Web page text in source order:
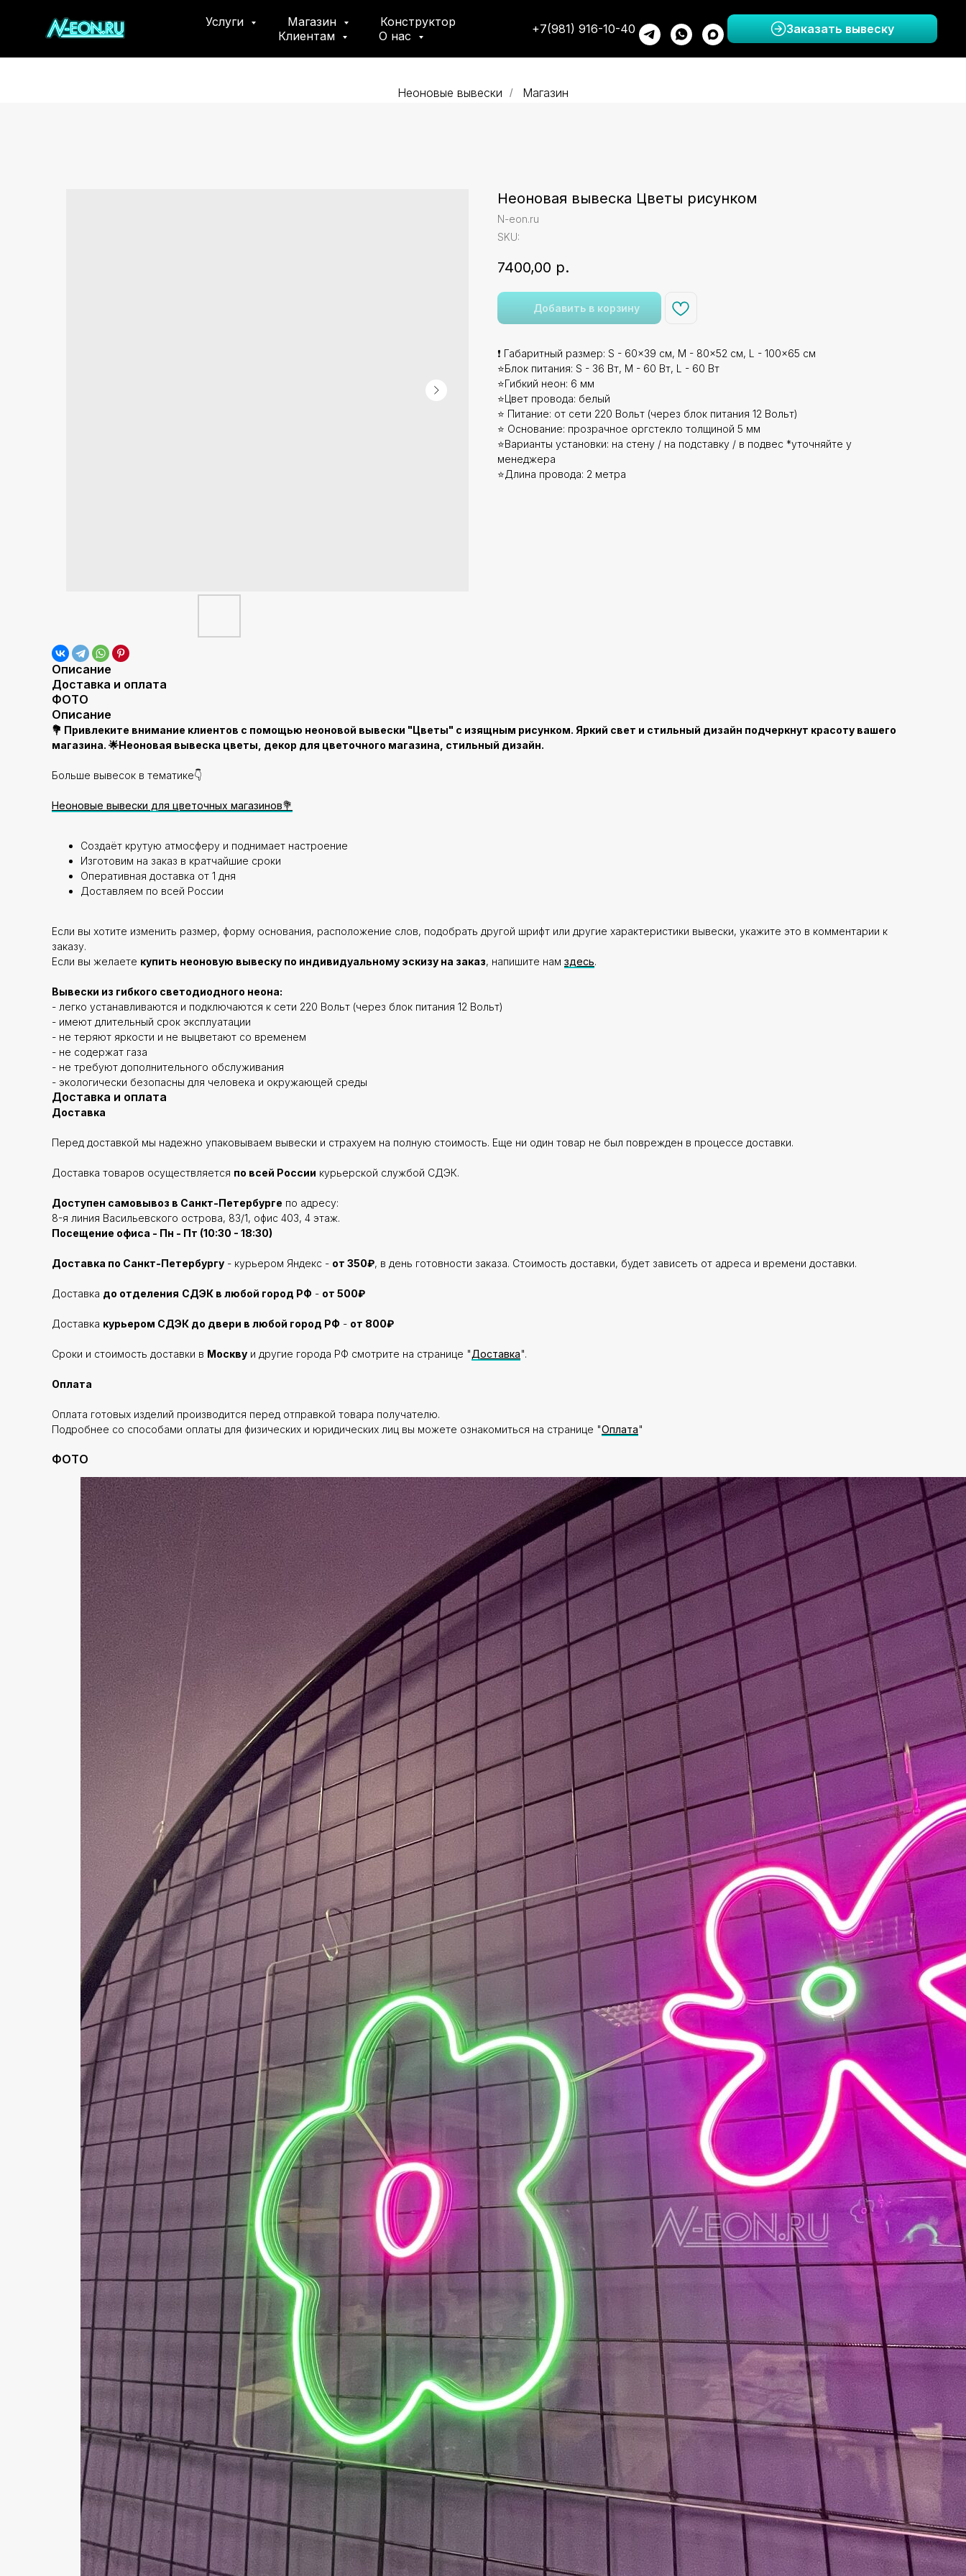
Услуги Магазин
Конструктор
Клиентам
О нас +7(981) 916-10-40 Заказать вывеску
Неоновые вывески / Магазин
Неоновая вывеска Цветы рисунком
N-eon.ru
SKU:
7400,00 р.
Добавить в корзину
❗ Габаритный размер: S - 60x39 см, M - 80x52 см, L - 100x65 см
⭐Блок питания: S - 36 Вт, M - 60 Вт, L - 60 Вт
⭐Гибкий неон: 6 мм
⭐Цвет провода: белый
⭐ Питание: от сети 220 Вольт (через блок питания 12 Вольт)
⭐ Основание: прозрачное оргстекло толщиной 5 мм
⭐Варианты установки: на стену / на подставку / в подвес *уточняйте у
менеджера
⭐Длина провода: 2 метра
Описание
Доставка и оплата
ФОТО
Описание
💐 Привлеките внимание клиентов с помощью неоновой вывески "Цветы" с изящным рисунком. Яркий свет и стильный дизайн подчеркнут красоту вашего
магазина. 🌟Неоновая вывеска цветы, декор для цветочного магазина, стильный дизайн.
Больше вывесок в тематике👇
Неоновые вывески для цветочных магазинов💐
Создаёт крутую атмосферу и поднимает настроение
Изготовим на заказ в кратчайшие сроки
Оперативная доставка от 1 дня
Доставляем по всей России
Если вы хотите изменить размер, форму основания, расположение слов, подобрать другой шрифт или другие характеристики вывески, укажите это в комментарии к
заказу.
Если вы желаете купить неоновую вывеску по индивидуальному эскизу на заказ, напишите нам здесь.
Вывески из гибкого светодиодного неона:
- легко устанавливаются и подключаются к сети 220 Вольт (через блок питания 12 Вольт)
- имеют длительный срок эксплуатации
- не теряют яркости и не выцветают со временем
- не содержат газа
- не требуют дополнительного обслуживания
- экологически безопасны для человека и окружающей среды
Доставка и оплата
Доставка
Перед доставкой мы надежно упаковываем вывески и страхуем на полную стоимость. Еще ни один товар не был поврежден в процессе доставки.
Доставка товаров осуществляется по всей России курьерской службой СДЭК.
Доступен самовывоз в Санкт-Петербурге по адресу:
8-я линия Васильевского острова, 83/1, офис 403, 4 этаж.
Посещение офиса - Пн - Пт (10:30 - 18:30)
Доставка по Санкт-Петербургу - курьером Яндекс - от 350₽, в день готовности заказа. Стоимость доставки, будет зависеть от адреса и времени доставки.
Доставка до отделения СДЭК в любой город РФ - от 500₽
Доставка курьером СДЭК до двери в любой город РФ - от 800₽
Сроки и стоимость доставки в Москву и другие города РФ смотрите на странице "Доставка".
Оплата
Оплата готовых изделий производится перед отправкой товара получателю.
Подробнее со способами оплаты для физических и юридических лиц вы можете ознакомиться на странице "Оплата"
ФОТО